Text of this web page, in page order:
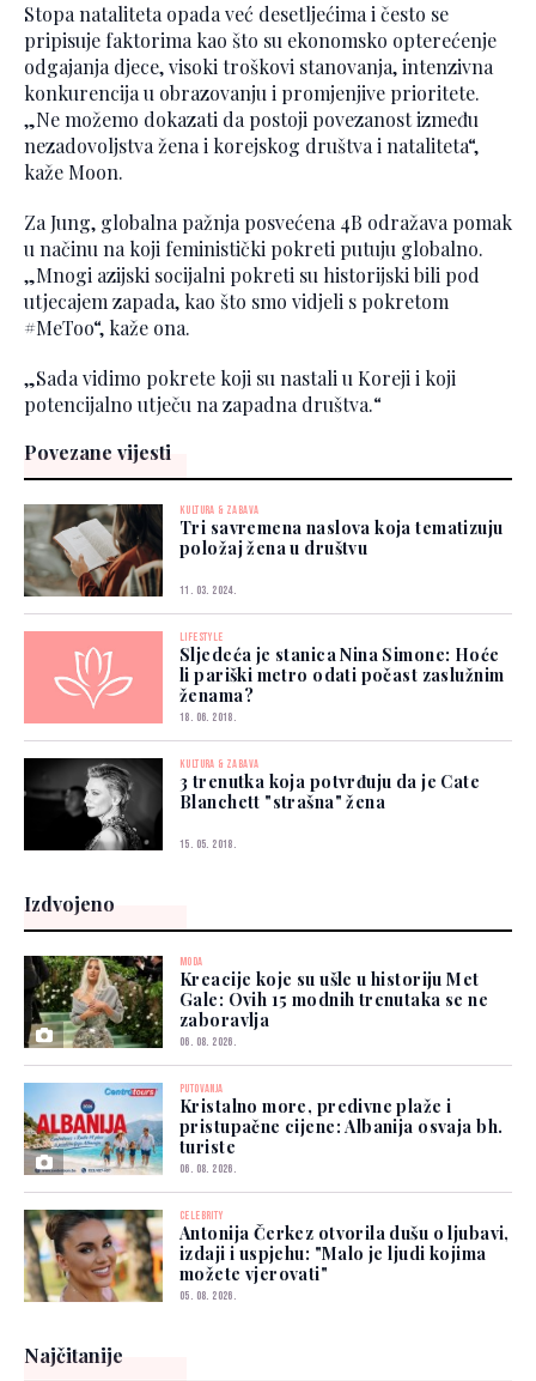
Stopa nataliteta opada već desetljećima i često se
pripisuje faktorima kao što su ekonomsko opterećenje
odgajanja djece, visoki troškovi stanovanja, intenzivna
konkurencija u obrazovanju i promjenjive prioritete.
„Ne možemo dokazati da postoji povezanost između
nezadovoljstva žena i korejskog društva i nataliteta“,
kaže Moon.
Za Jung, globalna pažnja posvećena 4B odražava pomak
u načinu na koji feministički pokreti putuju globalno.
„Mnogi azijski socijalni pokreti su historijski bili pod
utjecajem zapada, kao što smo vidjeli s pokretom
#MeToo“, kaže ona.
„Sada vidimo pokrete koji su nastali u Koreji i koji
potencijalno utječu na zapadna društva.“
Povezane vijesti
KULTURA & ZABAVA
Tri savremena naslova koja tematizuju
položaj žena u društvu
11. 03. 2024.
LIFESTYLE
Sljedeća je stanica Nina Simone: Hoće
li pariški metro odati počast zaslužnim
ženama?
18. 06. 2018.
KULTURA & ZABAVA
3 trenutka koja potvrđuju da je Cate
Blanchett "strašna" žena
15. 05. 2018.
Izdvojeno
MODA
Kreacije koje su ušle u historiju Met
Gale: Ovih 15 modnih trenutaka se ne
zaboravlja
06. 08. 2026.
PUTOVANJA
Kristalno more, predivne plaže i
pristupačne cijene: Albanija osvaja bh.
turiste
06. 08. 2026.
CELEBRITY
Antonija Čerkez otvorila dušu o ljubavi,
izdaji i uspjehu: "Malo je ljudi kojima
možete vjerovati"
05. 08. 2026.
Najčitanije